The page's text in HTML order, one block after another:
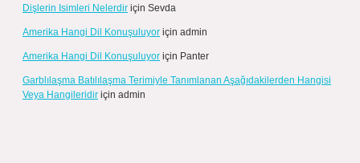
Dişlerin Isimleri Nelerdir için Sevda
Amerika Hangi Dil Konuşuluyor için admin
Amerika Hangi Dil Konuşuluyor için Panter
Garblılaşma Batılılaşma Terimiyle Tanımlanan Aşağıdakilerden Hangisi
Veya Hangileridir için admin